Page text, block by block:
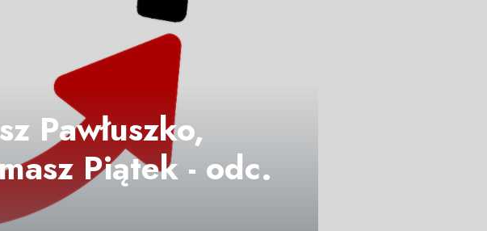
Pawłuszko,
Piątek - odc.